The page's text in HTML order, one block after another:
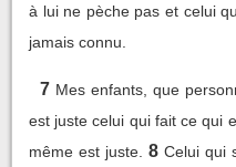
à lui ne pèche pas et celui
jamais connu.
7 Mes enfants, que
est juste celui qui fait ce qui
même est juste. 8 Celui qui